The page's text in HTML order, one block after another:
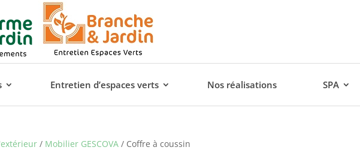
Entretien d’espaces verts Nos réalisations SPA
/ Mobilier GESCOVA / Coffre à coussin